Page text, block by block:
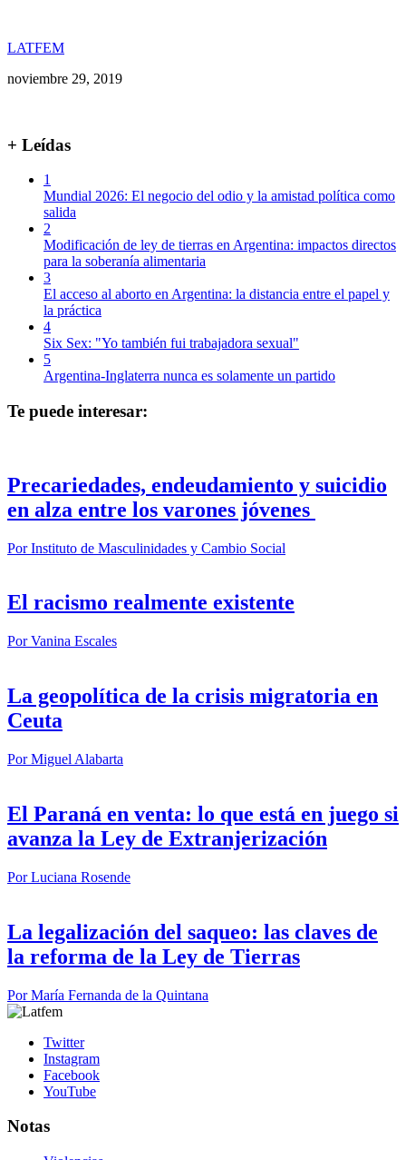
LATFEM
noviembre 29, 2019
+ Leídas
1
Mundial 2026: El negocio del odio y la amistad política como
salida
2
Modificación de ley de tierras en Argentina: impactos directos
para la soberanía alimentaria
3
El acceso al aborto en Argentina: la distancia entre el papel y
la práctica
4
Six Sex: "Yo también fui trabajadora sexual"
5
Argentina-Inglaterra nunca es solamente un partido
Te puede interesar:
Precariedades, endeudamiento y suicidio
en alza entre los varones jóvenes
PorInstituto de Masculinidades y Cambio Social
El racismo realmente existente
PorVanina Escales
La geopolítica de la crisis migratoria en
Ceuta
PorMiguel Alabarta
El Paraná en venta: lo que está en juego si
avanza la Ley de Extranjerización
PorLuciana Rosende
La legalización del saqueo: las claves de
la reforma de la Ley de Tierras
PorMaría Fernanda de la Quintana
Twitter
Instagram
Facebook
YouTube
Notas